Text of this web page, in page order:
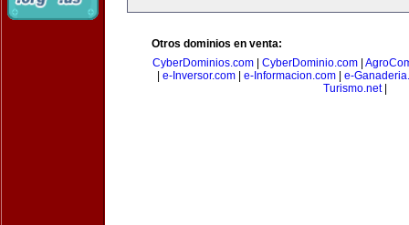
Otros dominios en venta:
CyberDominios.com| CyberDominio.com|
e-Inversor.com| e-Informacion.com| e-
Turismo.net|